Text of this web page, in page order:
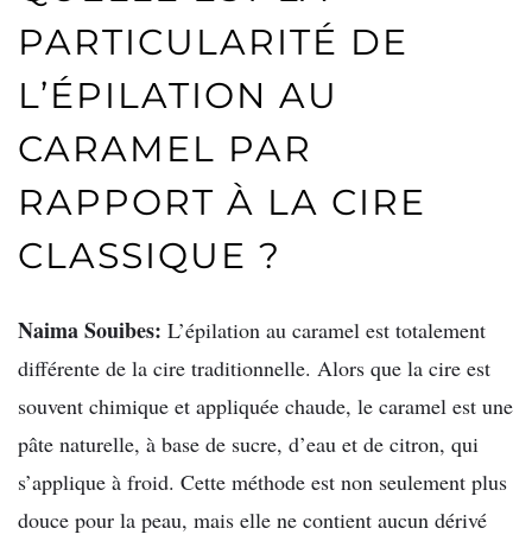
PARTICULARITÉ DE
L’ÉPILATION AU
CARAMEL PAR
RAPPORT À LA CIRE
CLASSIQUE ?
Naima Souibes: L’épilation au caramel est totalement
différente de la cire traditionnelle. Alors que la cire est
souvent chimique et appliquée chaude, le caramel est une
pâte naturelle, à base de sucre, d’eau et de citron, qui
s’applique à froid. Cette méthode est non seulement plus
douce pour la peau, mais elle ne contient aucun dérivé